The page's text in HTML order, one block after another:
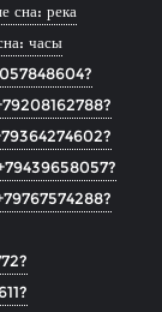
сна: река
часы